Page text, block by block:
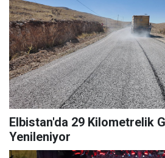
Elbistan'da 29 Kilometrelik
Yenileniyor